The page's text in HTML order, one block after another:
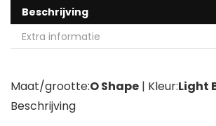
Beschrijving
Extra informatie
Maat/grootte:O Shape | Kleur:Light
Beschrijving